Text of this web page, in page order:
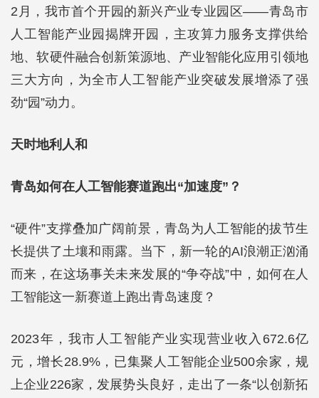
2月，我市首个开园的新兴产业专业园区——青岛市
人工智能产业园揭牌开园，主攻算力服务支撑供给
地、软硬件融合创新策源地、产业智能化应用引领地
三大方向，为全市人工智能产业突破发展增添了强
劲“园”动力。
天时地利人和
青岛如何在人工智能赛道跑出“加速度”？
“硬件”支撑叠加广阔前景，青岛为人工智能的拔节生
长提供了土壤和雨露。当下，新一轮的AI浪潮正汹涌
而来，在这场事关未来发展的“争夺战”中，如何在人
工智能这一新赛道上跑出青岛速度？
2023年，我市人工智能产业实现营业收入672.6亿
元，增长28.9%，已集聚人工智能企业500余家，规
上企业226家，发展势头良好，走出了一条“以创新拓